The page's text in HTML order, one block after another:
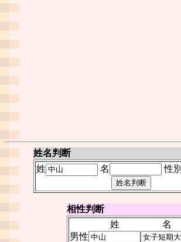
姓名判断
姓
名 性別
相性判断
姓
名
男性